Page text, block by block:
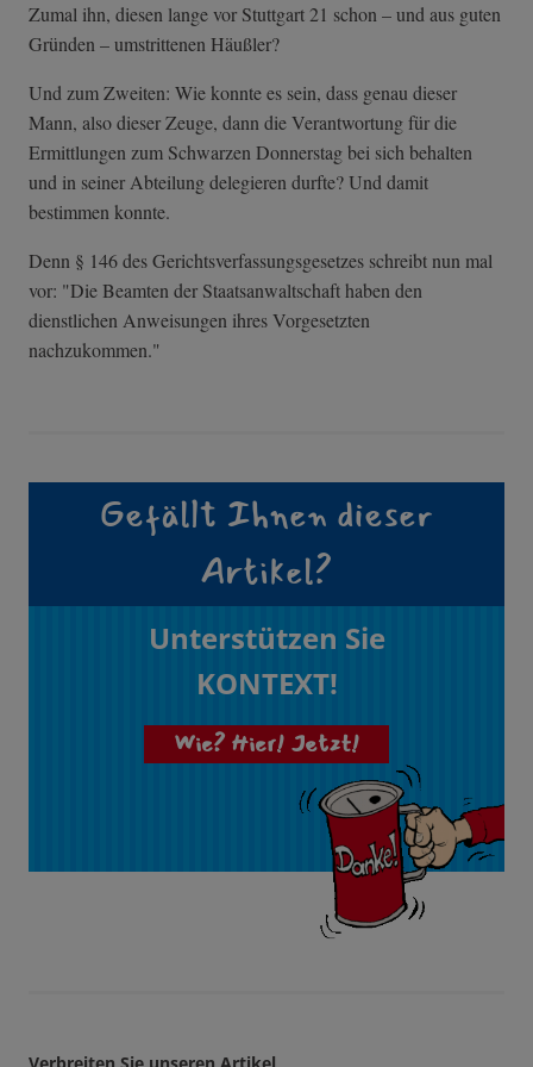
Zumal ihn, diesen lange vor Stuttgart 21 schon – und aus guten
Gründen – umstrittenen Häußler?
Und zum Zweiten: Wie konnte es sein, dass genau dieser
Mann, also dieser Zeuge, dann die Verantwortung für die
Ermittlungen zum Schwarzen Donnerstag bei sich behalten
und in seiner Abteilung delegieren durfte? Und damit
bestimmen konnte.
Denn § 146 des Gerichtsverfassungsgesetzes schreibt nun mal
vor: "Die Beamten der Staatsanwaltschaft haben den
dienstlichen Anweisungen ihres Vorgesetzten
nachzukommen."
Gefällt Ihnen dieser
Artikel?
Unterstützen Sie
KONTEXT!
Wie? Hier! Jetzt!